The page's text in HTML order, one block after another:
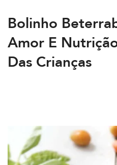
Bolinho
Amor E
Das Crianças